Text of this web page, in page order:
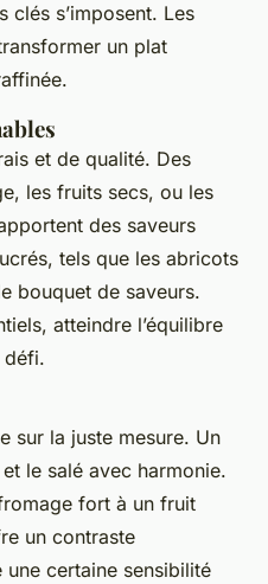
clés s’imposent. Les
un plat
et de qualité. Des
les fruits secs, ou les
des saveurs
tels que les abricots
bouquet de saveurs.
atteindre l’équilibre
défi.
sur la juste mesure. Un
le salé avec harmonie.
fort à un fruit
un contraste
une certaine sensibilité